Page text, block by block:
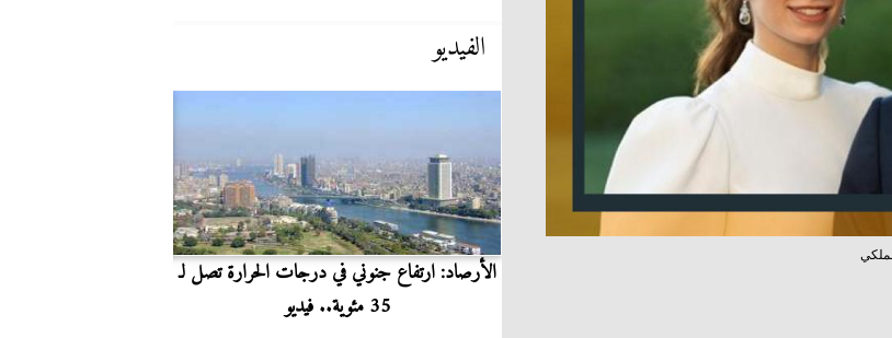
الفيديو
الأرصاد: ارتفاع جنوني في درجات الحرارة تصل لـ
35 مئوية.. فيديو